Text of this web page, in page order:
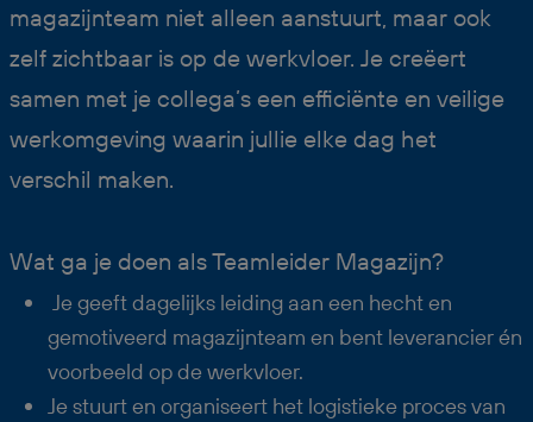
magazijnteam niet alleen aanstuurt, maar ook
zelf zichtbaar is op de werkvloer. Je creëert
samen met je collega’s een efficiënte en veilige
werkomgeving waarin jullie elke dag het
verschil maken.
Wat ga je doen als Teamleider Magazijn?
Je geeft dagelijks leiding aan een hecht en
gemotiveerd magazijnteam en bent leverancier én
voorbeeld op de werkvloer.
Je stuurt en organiseert het logistieke proces van